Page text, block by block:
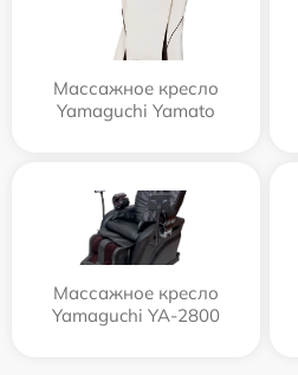
Массажное кресло
Yamaguchi Yamato
Массажное кресло
Yamaguchi YA-2800